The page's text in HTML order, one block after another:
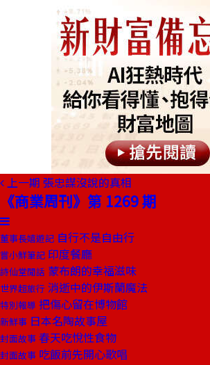
上一期 張忠謀沒說的真相
《商業周刊》第 1269 期
董事長嬉遊記 自行不是自由行
嘗小鮮筆記 印度餐廳
詩仙堂閒話 蒙布朗的幸福滋味
世界超旅行 消逝中的伊斯蘭魔法
特別報導 把傷心留在博物館
新鮮事 日本名陶故事屋
封面故事 春天吃悅性食物
封面故事 吃飯前先開心歌唱